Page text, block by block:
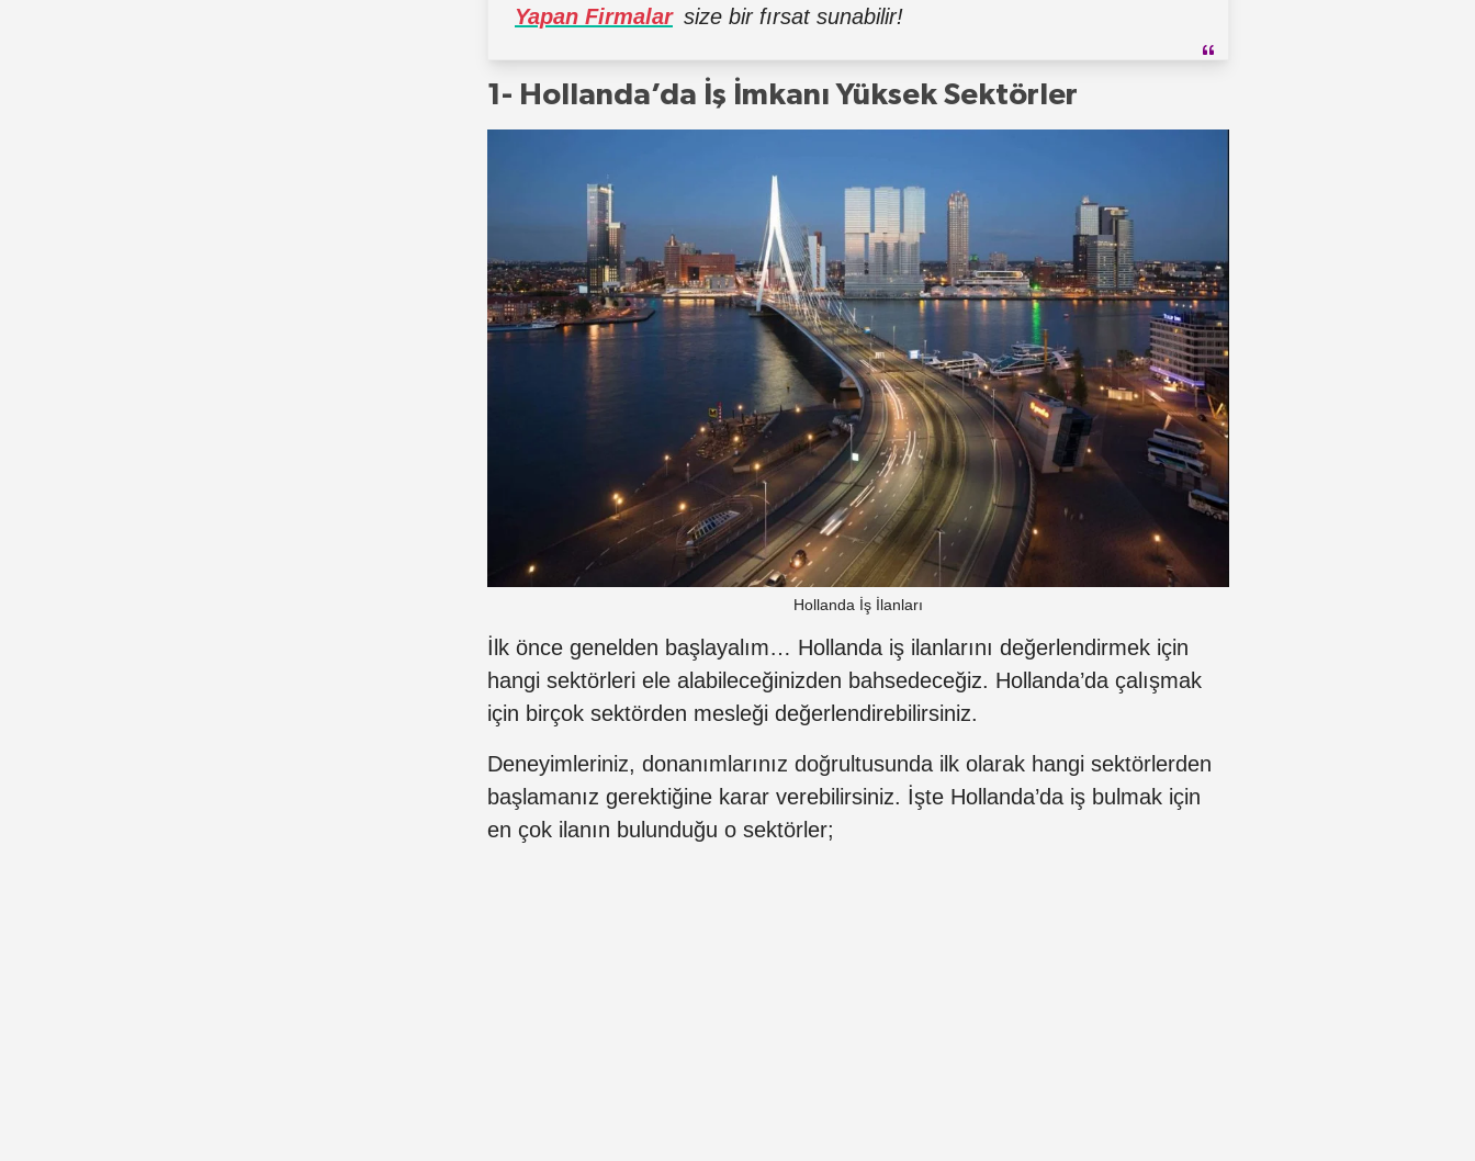
Yapan Firmalar size bir fırsat sunabilir!
1- Hollanda’da İş İmkanı Yüksek Sektörler
Hollanda İş İlanları
İlk önce genelden başlayalım… Hollanda iş ilanlarını değerlendirmek için
hangi sektörleri ele alabileceğinizden bahsedeceğiz. Hollanda’da çalışmak
için birçok sektörden mesleği değerlendirebilirsiniz.
Deneyimleriniz, donanımlarınız doğrultusunda ilk olarak hangi sektörlerden
başlamanız gerektiğine karar verebilirsiniz. İşte Hollanda’da iş bulmak için
en çok ilanın bulunduğu o sektörler;